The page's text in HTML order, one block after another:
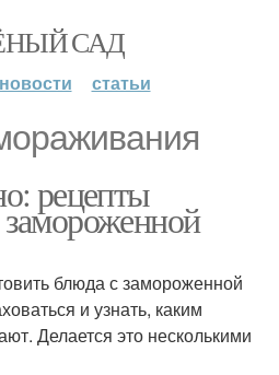
САД
новости статьи
рецепты
блюда с замороженной
и узнать, каким
Делается это несколькими